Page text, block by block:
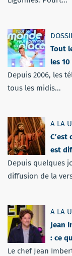
Tout
les
Depuis 2006, les
tous les midis...
A LA
est
Depuis quelques
diffusion de la
A LA
Jean
: ce
Le chef Jean